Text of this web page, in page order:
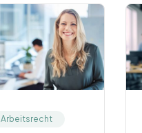
Arbeitsrecht